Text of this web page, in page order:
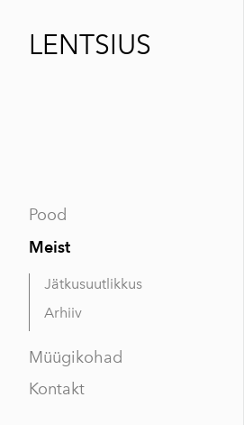
LENTSIUS
Pood
Meist
Jätkusuutlikkus
Arhiiv
Müügikohad
Kontakt